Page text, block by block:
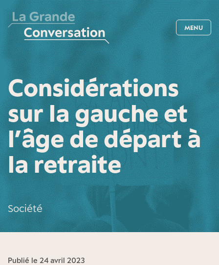
MENU
Considérations
sur la gauche et
l’âge de départ à
la retraite
Société
Publié le 24 avril 2023